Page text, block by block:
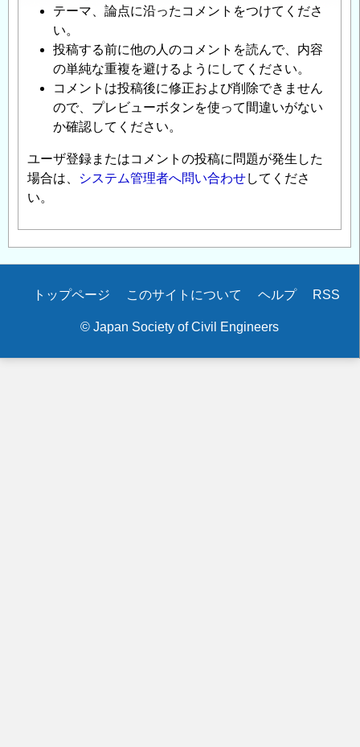
テーマ、論点に沿ったコメントをつけてくださ
い。
投稿する前に他の人のコメントを読んで、内容
の単純な重複を避けるようにしてください。
コメントは投稿後に修正および削除できません
ので、プレビューボタンを使って間違いがない
か確認してください。
ユーザ登録またはコメントの投稿に問題が発生した
場合は、
システム管理者へ問い合わせしてくださ
い。
Secondary
トップページ このサイトについて ヘルプ RSS
© Japan Society of Civil Engineers